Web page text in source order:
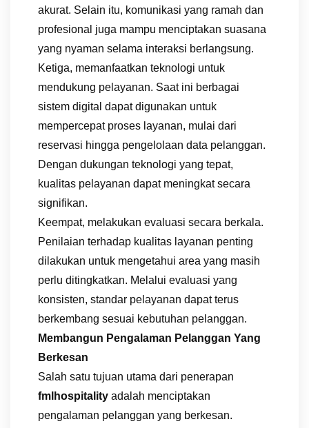
akurat. Selain itu, komunikasi yang ramah dan
profesional juga mampu menciptakan suasana
yang nyaman selama interaksi berlangsung.
Ketiga, memanfaatkan teknologi untuk
mendukung pelayanan. Saat ini berbagai
sistem digital dapat digunakan untuk
mempercepat proses layanan, mulai dari
reservasi hingga pengelolaan data pelanggan.
Dengan dukungan teknologi yang tepat,
kualitas pelayanan dapat meningkat secara
signifikan.
Keempat, melakukan evaluasi secara berkala.
Penilaian terhadap kualitas layanan penting
dilakukan untuk mengetahui area yang masih
perlu ditingkatkan. Melalui evaluasi yang
konsisten, standar pelayanan dapat terus
berkembang sesuai kebutuhan pelanggan.
Membangun Pengalaman Pelanggan Yang
Berkesan
Salah satu tujuan utama dari penerapan
fmlhospitality adalah menciptakan
pengalaman pelanggan yang berkesan.